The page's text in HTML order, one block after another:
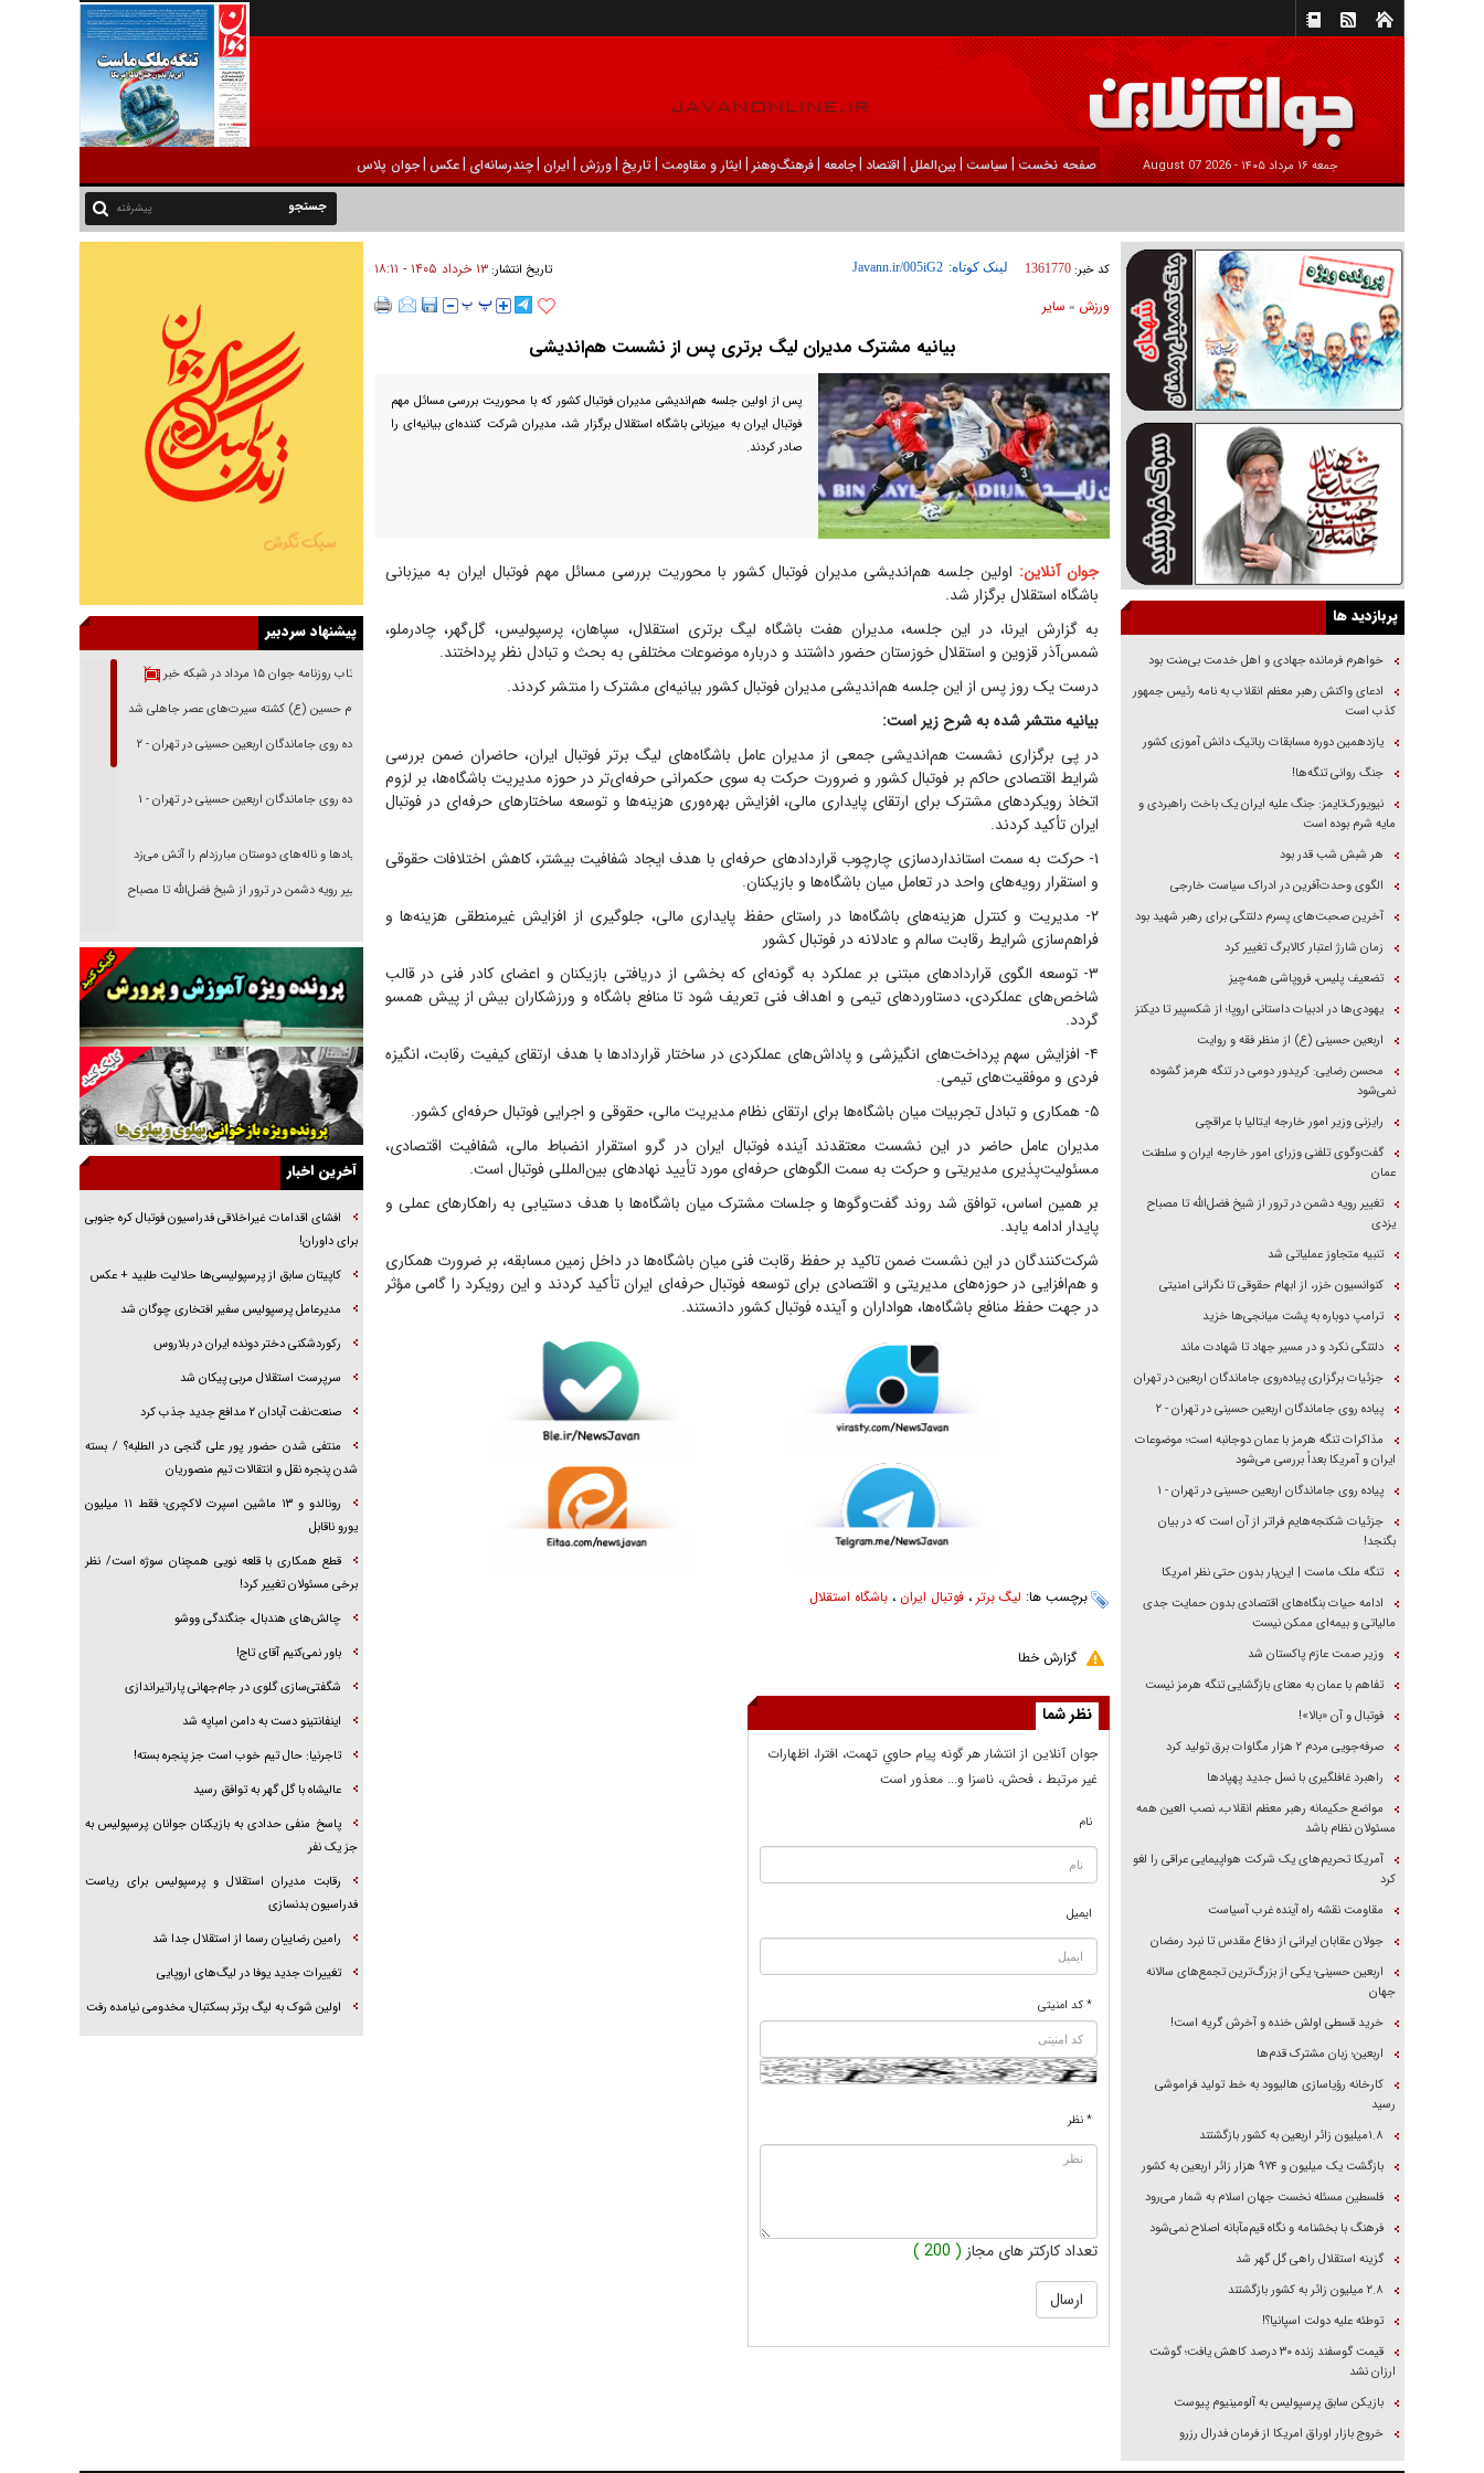
جمعه ۱۶ مرداد ۱۴۰۵ - 2026 August 07 صفحه نخست | سیاست |بين‌الملل | اقتصاد |جامعه |فرهنگ‌و‌هنر | ایثار و مقاومت |تاریخ |ورزش | ايران |چندرسانه‌ای |عکس |جوان پلاس
پیشرفته
کد خبر: 1361770 لینک کوتاه: تاریخ انتشار:۱۳ خرداد ۱۴۰۵ - ۱۸:۱۱
ورزش » ساير
بیانیه مشترک مدیران لیگ برتری پس از نشست هم‌اندیشی
پس از اولین جلسه هم‌اندیشی مدیران فوتبال کشور که با محوریت بررسی مسائل مهم
فوتبال ایران به میزبانی باشگاه استقلال برگزار شد، مدیران شرکت کننده‌ای بیانیه‌ای را
صادر کردند.
جوان آنلاین: اولین جلسه هم‌اندیشی مدیران فوتبال کشور با محوریت بررسی مسائل مهم فوتبال ایران به میزبانی
باشگاه استقلال برگزار شد.
به گزارش ایرنا، در این جلسه، مدیران هفت باشگاه لیگ برتری استقلال، سپاهان، پرسپولیس، گل‌گهر، چادرملو،
شمس‌آذر قزوین و استقلال خوزستان حضور داشتند و درباره موضوعات مختلفی به بحث و تبادل نظر پرداختند.
درست یک روز پس از این جلسه هم‌اندیشی مدیران فوتبال کشور بیانیه‌ای مشترک را منتشر کردند.
بیانیه منتشر شده به شرح زیر است:
در پی برگزاری نشست هم‌اندیشی جمعی از مدیران عامل باشگاه‌های لیگ برتر فوتبال ایران، حاضران ضمن بررسی
شرایط اقتصادی حاکم بر فوتبال کشور و ضرورت حرکت به سوی حکمرانی حرفه‌ای‌تر در حوزه مدیریت باشگاه‌ها، بر لزوم
اتخاذ رویکرد‌های مشترک برای ارتقای پایداری مالی، افزایش بهره‌وری هزینه‌ها و توسعه ساختار‌های حرفه‌ای در فوتبال
ایران تأکید کردند.
۱- حرکت به سمت استانداردسازی چارچوب قرارداد‌های حرفه‌ای با هدف ایجاد شفافیت بیشتر، کاهش اختلافات حقوقی
و استقرار رویه‌های واحد در تعامل میان باشگاه‌ها و بازیکنان.
۲- مدیریت و کنترل هزینه‌های باشگاه‌ها در راستای حفظ پایداری مالی، جلوگیری از افزایش غیرمنطقی هزینه‌ها و
فراهم‌سازی شرایط رقابت سالم و عادلانه در فوتبال کشور
۳- توسعه الگوی قرارداد‌های مبتنی بر عملکرد به گونه‌ای که بخشی از دریافتی بازیکنان و اعضای کادر فنی در قالب
شاخص‌های عملکردی، دستاورد‌های تیمی و اهداف فنی تعریف شود تا منافع باشگاه و ورزشکاران بیش از پیش همسو
گردد.
۴- افزایش سهم پرداخت‌های انگیزشی و پاداش‌های عملکردی در ساختار قرارداد‌ها با هدف ارتقای کیفیت رقابت، انگیزه
فردی و موفقیت‌های تیمی.
۵- همکاری و تبادل تجربیات میان باشگاه‌ها برای ارتقای نظام مدیریت مالی، حقوقی و اجرایی فوتبال حرفه‌ای کشور.
مدیران عامل حاضر در این نشست معتقدند آینده فوتبال ایران در گرو استقرار انضباط مالی، شفافیت اقتصادی،
مسئولیت‌پذیری مدیریتی و حرکت به سمت الگو‌های حرفه‌ای مورد تأیید نهاد‌های بین‌المللی فوتبال است.
بر همین اساس، توافق شد روند گفت‌و‌گو‌ها و جلسات مشترک میان باشگاه‌ها با هدف دستیابی به راهکار‌های عملی و
پایدار ادامه یابد.
شرکت‌کنندگان در این نشست ضمن تاکید بر حفظ رقابت فنی میان باشگاه‌ها در داخل زمین مسابقه، بر ضرورت همکاری
و هم‌افزایی در حوزه‌های مدیریتی و اقتصادی برای توسعه فوتبال حرفه‌ای ایران تأکید کردند و این رویکرد را گامی مؤثر
در جهت حفظ منافع باشگاه‌ها، هواداران و آینده فوتبال کشور دانستند.
برچسب ها: لیگ برتر، فوتبال ایران ، باشگاه استقلال
گزارش خطا
نظر شما
جوان آنلاين از انتشار هر گونه پيام حاوي تهمت، افترا، اظهارات
غير مرتبط ، فحش، ناسزا و... معذور است
نام
ایمیل
* کد امنیتی
* نظر
تعداد کارکتر های مجاز ( 200 )
پربازدید ها
خواهرم فرمانده جهادی و اهل خدمت بی‌منت بود
ادعای واکنش رهبر معظم انقلاب به نامه رئیس جمهور
کذب است
یازدهمین دوره مسابقات رباتیک دانش آموزی کشور
جنگ روانی تنگه‌ها!
نیویورک‌تایمز: جنگ علیه ایران یک باخت راهبردی و
مایه شرم بوده است
هر شبش شب قدر بود
الگوی وحدت‌آفرین در ادراک سیاست خارجی
آخرین صحبت‌های پسرم دلتنگی برای رهبر شهید بود
زمان شارژ اعتبار کالابرگ تغییر کرد
تضعیف پلیس، فروپاشی همه‌چیز
یهودی‌ها در ادبیات داستانی اروپا؛ از شکسپیر تا دیکنز
اربعین حسینی (ع) از منظر فقه و روایت
محسن رضایی: کریدور دومی در تنگه هرمز گشوده
نمی‌شود
رایزنی وزیر امور خارجه ایتالیا با عراقچی
گفت‌وگوی تلفنی وزرای امور خارجه ایران و سلطنت
عمان
تغییر رویه دشمن در ترور از شیخ فضل‌الله تا مصباح
یزدی
تنبیه متجاوز عملیاتی شد
کنوانسیون خزر، از ابهام حقوقی تا نگرانی امنیتی
ترامپ دوباره به پشت میانجی‌ها خزید
دلتنگی نکرد و در مسیر جهاد تا شهادت ماند
جزئیات برگزاری پیاده‌روی جاماندگان اربعین در تهران
پیاده روی جاماندگان اربعین حسینی در تهران - ۲
مذاکرات تنگه هرمز با عمان دوجانبه است؛ موضوعات
ایران و آمریکا بعداً بررسی می‌شود
پیاده روی جاماندگان اربعین حسینی در تهران - ۱
جزئیات شکنجه‌هایم فراتر از آن است که در بیان
بگنجد!
تنگه ملک ماست | این‌بار بدون حتی نظر امریکا
ادامه حیات بنگاه‌های اقتصادی بدون حمایت جدی
مالیاتی و بیمه‌ای ممکن نیست
وزیر صمت عازم پاکستان شد
تفاهم با عمان به معنای بازگشایی تنگه هرمز نیست
فوتبال و آن «بالا»!
صرفه‌جویی مردم ۲ هزار مگاوات برق تولید کرد
راهبرد غافلگیری با نسل جدید پهپاد‌ها
مواضع حکیمانه رهبر معظم انقلاب، نصب العین همه
مسئولان نظام باشد
آمریکا تحریم‌های یک شرکت هواپیمایی عراقی را لغو
کرد
مقاومت نقشه راه آینده غرب آسیاست
جولان عقابان ایرانی از دفاع مقدس تا نبرد رمضان
اربعین حسینی؛ یکی از بزرگ‌ترین تجمع‌های سالانه
جهان
خرید قسطی اولش خنده و آخرش گریه است!
اربعین؛ زبان مشترک قدم‌ها
کارخانه رؤیاسازی هالیوود به خط تولید فراموشی
رسید
۱.۸میلیون زائر اربعین به کشور بازگشتند
بازگشت یک میلیون و ۹۷۴ هزار زائر اربعین به کشور
فلسطین مسئله نخست جهان اسلام به شمار می‌رود
فرهنگ با بخشنامه و نگاه قیم‌مآبانه اصلاح نمی‌شود
گزینه استقلال راهی گل گهر شد
۲.۸ میلیون زائر به کشور بازگشتند
توطئه علیه دولت اسپانیا؟!
قیمت گوسفند زنده ۳۰ درصد کاهش یافت؛ گوشت
ارزان نشد
بازیکن سابق پرسپولیس به آلومینیوم پیوست
خروج بازار اوراق امریکا از فرمان فدرال رزرو
پیشنهاد سردبیر
بازتاب روزنامه جوان ۱۵ مرداد در شبکه خبر
امام حسین (ع) کشته سیرت‌های عصر جاهلی شد
پیاده روی جاماندگان اربعین حسینی در تهران - ۲
پیاده روی جاماندگان اربعین حسینی در تهران - ۱
فریاد‌ها و ناله‌های دوستان مبارزدلم را آتش می‌زد
تغییر رویه دشمن در ترور از شیخ فضل‌الله تا مصباح
خرید قسطی اولش خنده و آخرش گریه است!
فوتبال و آن «بالا»!
راهبرد غافلگیری با نسل جدید پهپاد‌ها
جنجال پزشکان تقلبی در صنعت زیبایی
یهودی‌ها در ادبیات داستانی اروپا؛ از شکسپیر تا
دیکنز
گفت‌وگو با خواهر یکی از شهدای جنگ رمضان/
خواهرم فرمانده جهادی و اهل خدمت بی‌منت بود
بگنجد!
برابر یورش به پاسگاه‌های پلیس
تحلیل ابعاد پیام رهبر انقلاب به حزب‌الله/ مقاومت
آخرین اخبار
افشای اقدامات غیراخلاقی فدراسیون فوتبال کره جنوبی
برای داوران!
کاپیتان سابق از پرسپولیسی‌ها حلالیت طلبید + عکس
مدیرعامل پرسپولیس سفیر افتخاری چوگان شد
رکوردشکنی دختر دونده ایران در بلاروس
سرپرست استقلال مربی پیکان شد
صنعت‌نفت آبادان ۲ مدافع جدید جذب کرد
منتفی شدن حضور پور علی گنجی در الطلبه؟ / بسته
شدن پنجره نقل و انتقالات تیم منصوریان
رونالدو و ۱۳ ماشین اسپرت لاکچری؛ فقط ۱۱ میلیون
یورو ناقابل
قطع همکاری با قلعه نویی همچنان سوژه است/ نظر
برخی مسئولان تغییر کرد!
چالش‌های هندبال، جنگندگی ووشو
باور نمی‌کنیم آقای تاج!
شگفتی‌سازی گلوی در جام‌جهانی پاراتیراندازی
اینفانتینو دست به دامن امباپه شد
تاجرنیا: حال تیم خوب است جز پنجره بسته!
عالیشاه با گل گهر به توافق رسید
پاسخ منفی حدادی به بازیکنان جوانان پرسپولیس به
جز یک نفر
رقابت مدیران استقلال و پرسپولیس برای ریاست
فدراسیون بدنسازی
رامین رضاییان رسما از استقلال جدا شد
تغییرات جدید یوفا در لیگ‌های اروپایی
اولین شوک به لیگ برتر بسکتبال؛ مخدومی نیامده رفت